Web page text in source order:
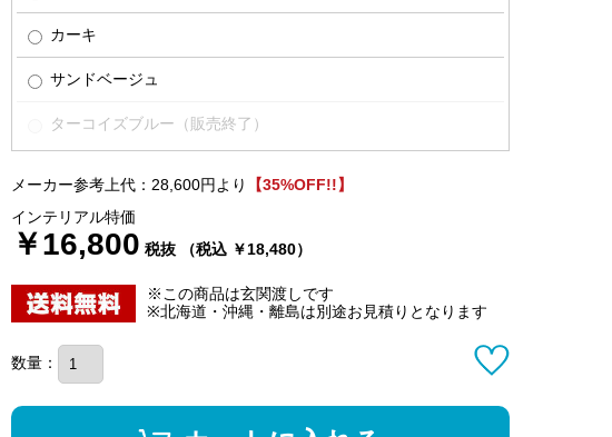
カーキ
サンドベージュ
ターコイズブルー（販売終了）
メーカー参考上代：28,600円より
【35%OFF!!】
インテリアル特価
￥16,800 税抜 （税込 ￥18,480）
※この商品は玄関渡しです
※北海道・沖縄・離島は別途お見積りとなります
数量：